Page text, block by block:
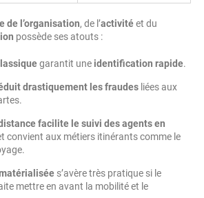
de l’organisation, de l’activitéet du
possède ses atouts :
garantit une identification rapide.
drastiquement les fraudes liées aux
facilite le suivi des agents en
convient aux métiers itinérants comme le
s’avère très pratique si le
mettre en avant la mobilité et le